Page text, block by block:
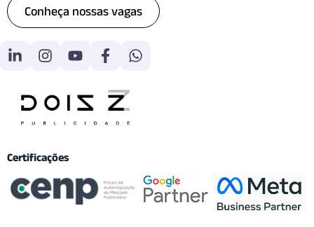
Conheça nossas vagas
Certificações